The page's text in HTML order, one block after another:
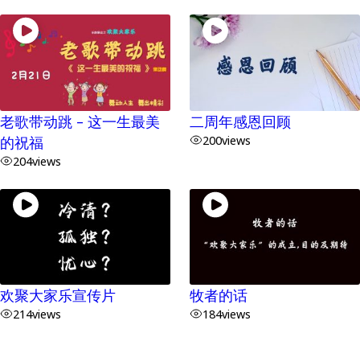
老歌带动跳 – 这一生最美
的祝福
204views
二周年感恩回顾
200views
欢聚大家乐宣传片
214views
牧者的话
184views